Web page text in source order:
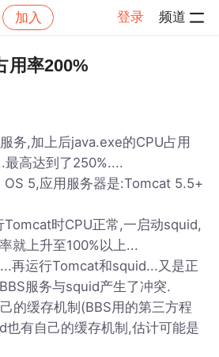
加入 登录 频道
开发
用率200%
务,加上后java.exe的CPU占用
最高达到了250%....
OS 5,应用服务器是:Tomcat 5.5+
Tomcat时CPU正常,一启动squid,
就上升至100%以上...
再运行Tomcat和squid...又是正
服务与squid产生了冲突.
的缓存机制(BBS用的第三方程
也有自己的缓存机制,估计可能是